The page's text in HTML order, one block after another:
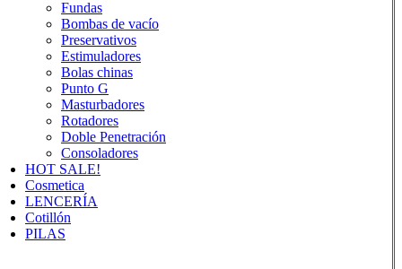
Fundas
Bombas de vacío
Preservativos
Estimuladores
Bolas chinas
Punto G
Masturbadores
Rotadores
Doble Penetración
Consoladores
HOT SALE!
Cosmetica
LENCERÍA
Cotillón
PILAS